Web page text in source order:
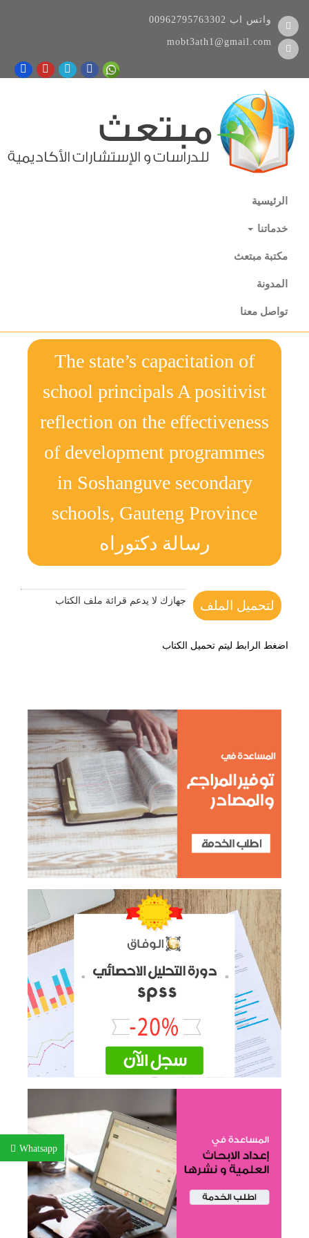
Whatsapp
00962795763302 واتس اب
mobt3ath1@gmail.com
الرئيسية
خدماتنا
مكتبة مبتعث
المدونة
تواصل معنا
The state’s capacitation of
school principals A positivist
reflection on the effectiveness
of development programmes
in Soshanguve secondary
schools, Gauteng Province
رسالة دكتوراه
لتحميل الملف جهازك لا يدعم قرائة ملف الكتاب
اضغط الرابط ليتم تحميل الكتاب